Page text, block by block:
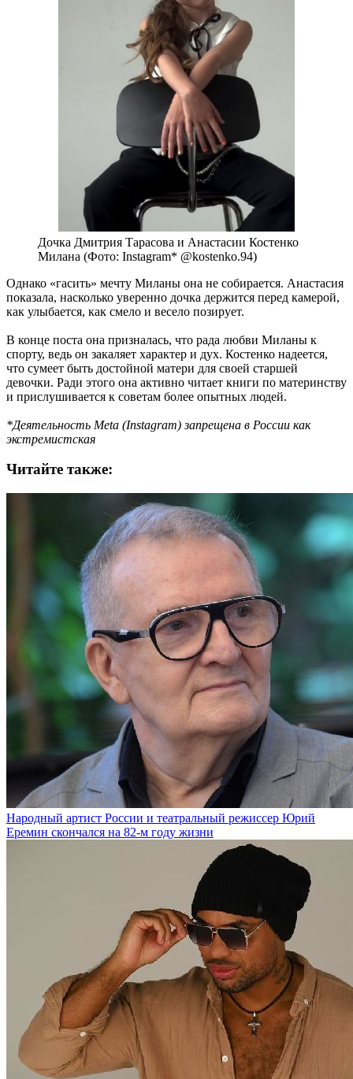
Дочка Дмитрия Тарасова и Анастасии Костенко
Милана (Фото: Instagram* @kostenko.94)
Однако «гасить» мечту Миланы она не собирается. Анастасия
показала, насколько уверенно дочка держится перед камерой,
как улыбается, как смело и весело позирует.
В конце поста она призналась, что рада любви Миланы к
спорту, ведь он закаляет характер и дух. Костенко надеется,
что сумеет быть достойной матери для своей старшей
девочки. Ради этого она активно читает книги по материнству
и прислушивается к советам более опытных людей.
*Деятельность Meta (Instagram) запрещена в России как
экстремистская
Читайте также:
Народный артист России и театральный режиссер Юрий
Еремин скончался на 82-м году жизни